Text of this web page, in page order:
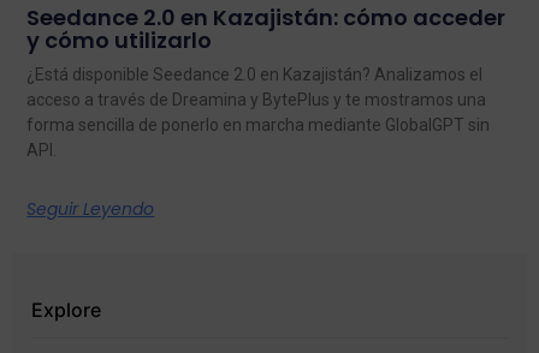
Seedance 2.0 en Kazajistán: cómo acceder
y cómo utilizarlo
¿Está disponible Seedance 2.0 en Kazajistán? Analizamos el
acceso a través de Dreamina y BytePlus y te mostramos una
forma sencilla de ponerlo en marcha mediante GlobalGPT sin
API.
Seguir Leyendo
Explore